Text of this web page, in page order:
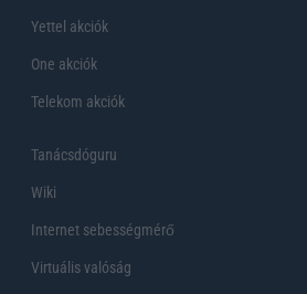
Yettel akciók
One akciók
Telekom akciók
Tanácsdóguru
Wiki
Internet sebességmérő
Virtuális valóság